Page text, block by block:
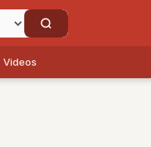
Videos